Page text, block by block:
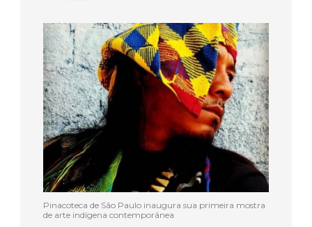
Pinacoteca de São Paulo inaugura sua primeira mostra
de arte indígena contemporânea